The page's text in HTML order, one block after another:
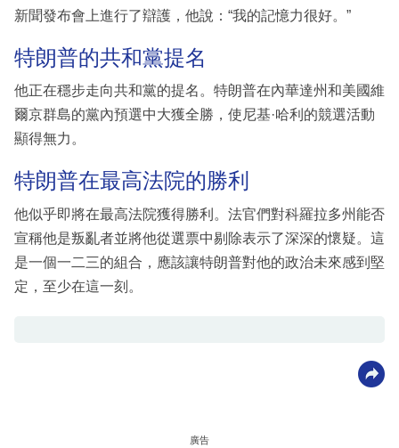
新聞發布會上進行了辯護，他說：“我的記憶力很好。”
特朗普的共和黨提名
他正在穩步走向共和黨的提名。特朗普在內華達州和美國維
爾京群島的黨內預選中大獲全勝，使尼基·哈利的競選活動
顯得無力。
特朗普在最高法院的勝利
他似乎即將在最高法院獲得勝利。法官們對科羅拉多州能否
宣稱他是叛亂者並將他從選票中剔除表示了深深的懷疑。這
是一個一二三的組合，應該讓特朗普對他的政治未來感到堅
定，至少在這一刻。
廣告